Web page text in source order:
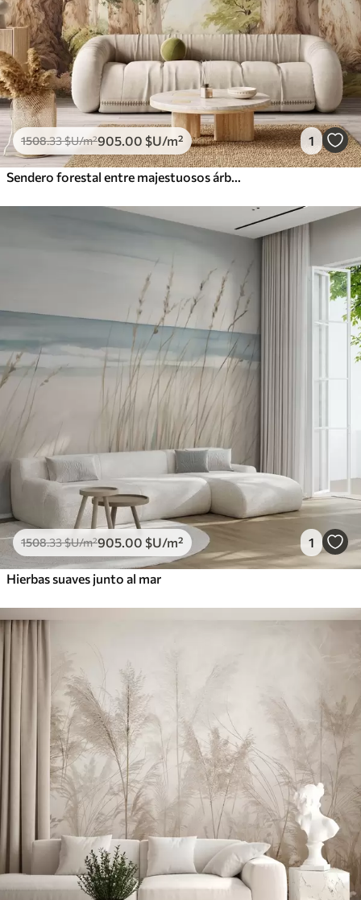
1508.33$U/m²905.00 $U/m² 1
Sendero forestal entre majestuosos árboles en estilo acuarela
1508.33$U/m²905.00 $U/m² 1
Hierbas suaves junto al mar